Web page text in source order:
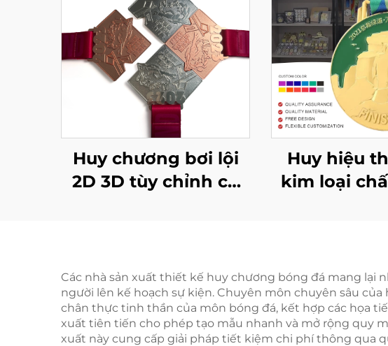
Huy chương bơi lội
2D 3D tùy chỉnh có
Huy hiệu
kim loại
marathon
thành tùy
Các nhà sản xuất thiết kế huy chương bóng đá mang
người lên kế hoạch sự kiện. Chuyên môn chuyên sâu
chân thực tinh thần của môn bóng đá, kết hợp các họa
xuất tiên tiến cho phép tạo mẫu nhanh và mở rộng quy
xuất này cung cấp giải pháp tiết kiệm chi phí thông qua